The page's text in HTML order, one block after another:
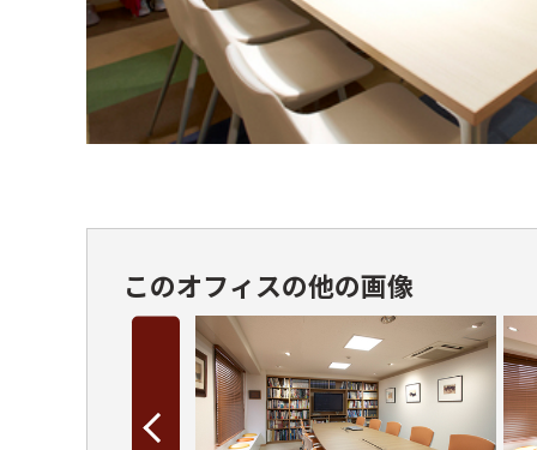
このオフィスの他の画像